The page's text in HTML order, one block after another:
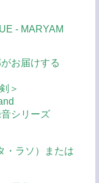
- MARYAM
お届けする
剣＞
シリーズ
・ラソ）または